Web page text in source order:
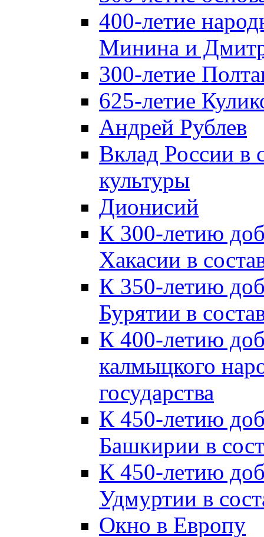
400-летие
Минина и
300-летие
625-летие
Андрей Рублев
Вклад России в
культуры
Дионисий
К 300-летию
Хакасии в
К 350-летию
Бурятии в
К 400-летию
калмыцкого
государства
К 450-летию
Башкирии в
К 450-летию
Удмуртии в
Окно в Европу